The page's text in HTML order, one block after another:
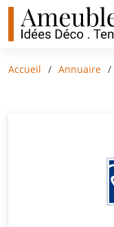
Accueil Annuaire